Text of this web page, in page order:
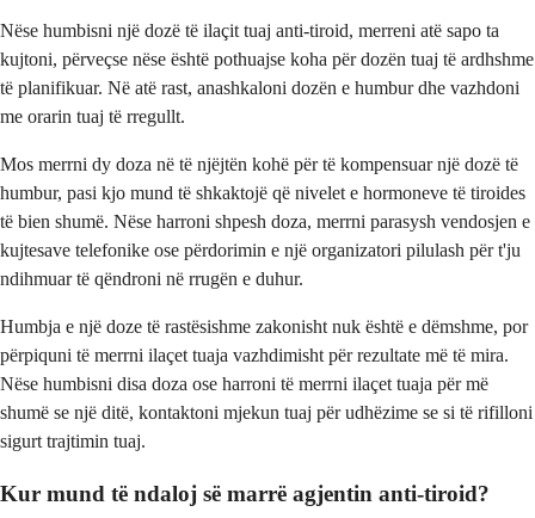
Nëse humbisni një dozë të ilaçit tuaj anti-tiroid, merreni atë sapo ta
kujtoni, përveçse nëse është pothuajse koha për dozën tuaj të ardhshme
të planifikuar. Në atë rast, anashkaloni dozën e humbur dhe vazhdoni
me orarin tuaj të rregullt.
Mos merrni dy doza në të njëjtën kohë për të kompensuar një dozë të
humbur, pasi kjo mund të shkaktojë që nivelet e hormoneve të tiroides
të bien shumë. Nëse harroni shpesh doza, merrni parasysh vendosjen e
kujtesave telefonike ose përdorimin e një organizatori pilulash për t'ju
ndihmuar të qëndroni në rrugën e duhur.
Humbja e një doze të rastësishme zakonisht nuk është e dëmshme, por
përpiquni të merrni ilaçet tuaja vazhdimisht për rezultate më të mira.
Nëse humbisni disa doza ose harroni të merrni ilaçet tuaja për më
shumë se një ditë, kontaktoni mjekun tuaj për udhëzime se si të rifilloni
sigurt trajtimin tuaj.
Kur mund të ndaloj së marrë agjentin anti-tiroid?